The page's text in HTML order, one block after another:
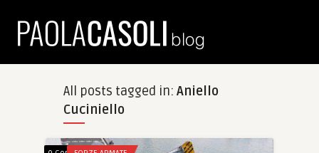
All posts tagged in: Aniello
Cuciniello